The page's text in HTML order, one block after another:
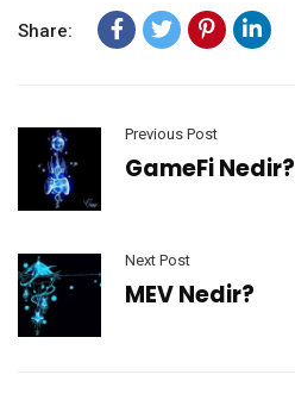
Share:
Previous Post
GameFi Nedir?
Next Post
MEV Nedir?